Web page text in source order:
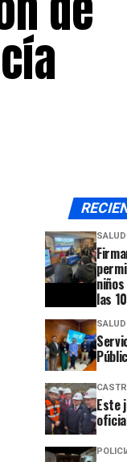
SALUD
las
SALUD
Este